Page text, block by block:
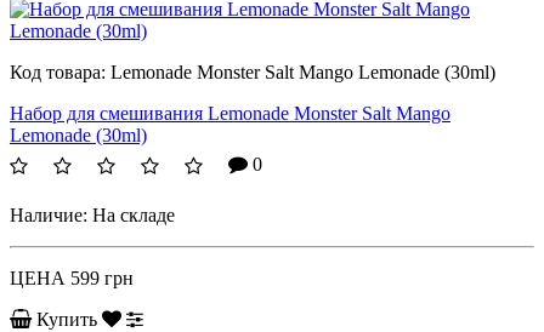
Код товара: Lemonade Monster Salt Mango Lemonade (30ml)
Набор для смешивания Lemonade Monster Salt Mango
Lemonade (30ml)
0
Наличие: На складе
ЦЕНА 599 грн
Купить